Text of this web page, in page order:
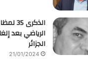
الرياضي بعد
الجزائر
21/01/2024